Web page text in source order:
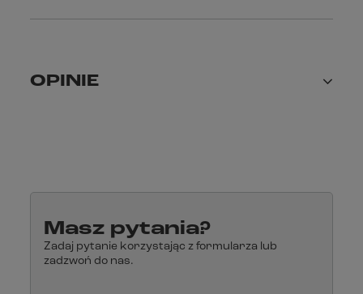
OPINIE
Masz pytania?
Zadaj pytanie korzystając z formularza lub
zadzwoń do nas.